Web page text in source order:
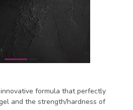
formula that perfectly
and the strength/hardness of